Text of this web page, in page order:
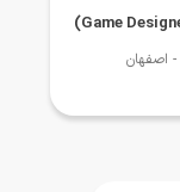
- اصفهان